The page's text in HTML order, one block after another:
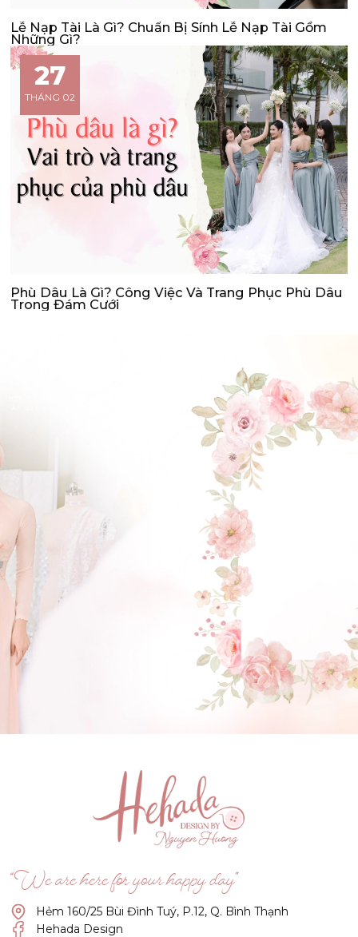
Lễ Nạp Tài Là Gì? Chuẩn Bị Sính Lễ Nạp Tài Gồm
Những Gì?
27
THÁNG 02
Phù Dâu Là Gì? Công Việc Và Trang Phục Phù Dâu
Trong Đám Cưới
ĐẶT LỊCH HẸN
GẬT ĐẦU NHÉ NÀNG !
(Click vào đây để He và Nàng có 1 cuộc hẹn nà)
“We are here for your happy day”
Hẻm 160/25 Bùi Đình Tuý, P.12, Q. Bình Thạnh
Hehada Design